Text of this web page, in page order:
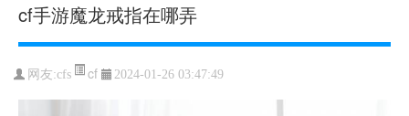
cf手游魔龙戒指在哪弄
网友:cfs cf 2024-01-26 03:47:49